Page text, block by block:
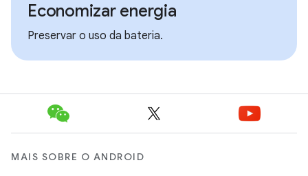
Economizar energia
Preservar o uso da bateria.
MAIS SOBRE O ANDROID